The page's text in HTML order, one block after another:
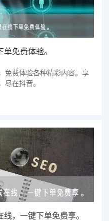
免费体验。
免费体验各种精彩内容。享
在抖音。
，一键下单免费享。